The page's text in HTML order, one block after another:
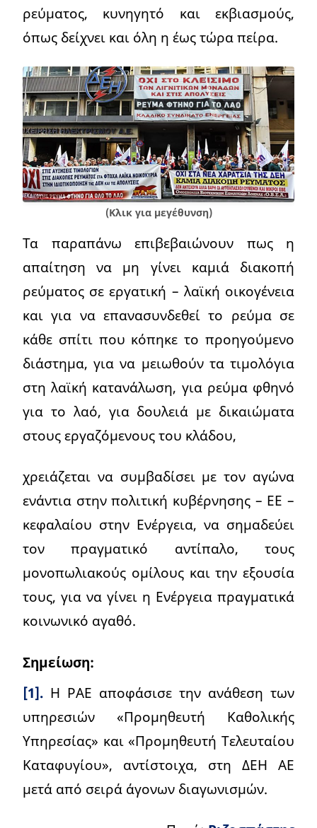
ρεύματος, κυνηγητό και εκβιασμούς,
όπως δείχνει και όλη η έως τώρα πείρα.
(Κλικ για μεγέθυνση)
Τα παραπάνω επιβεβαιώνουν πως η
απαίτηση να μη γίνει καμιά διακοπή
ρεύματος σε εργατική – λαϊκή οικογένεια
και για να επανασυνδεθεί το ρεύμα σε
κάθε σπίτι που κόπηκε το προηγούμενο
διάστημα, για να μειωθούν τα τιμολόγια
στη λαϊκή κατανάλωση, για ρεύμα φθηνό
για το λαό, για δουλειά με δικαιώματα
στους εργαζόμενους του κλάδου,
χρειάζεται να συμβαδίσει με τον αγώνα
ενάντια στην πολιτική κυβέρνησης – ΕΕ –
κεφαλαίου στην Ενέργεια, να σημαδεύει
τον πραγματικό αντίπαλο, τους
μονοπωλιακούς ομίλους και την εξουσία
τους, για να γίνει η Ενέργεια πραγματικά
κοινωνικό αγαθό.
Σημείωση:
[1]. Η ΡΑΕ αποφάσισε την ανάθεση των
υπηρεσιών «Προμηθευτή Καθολικής
Υπηρεσίας» και «Προμηθευτή Τελευταίου
Καταφυγίου», αντίστοιχα, στη ΔΕΗ ΑΕ
μετά από σειρά άγονων διαγωνισμών.